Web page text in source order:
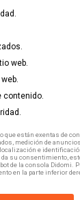
web.
contenido.
están exentas de
medición de
e
su consentimiento,
de la consola Didomi.
en la parte inferior